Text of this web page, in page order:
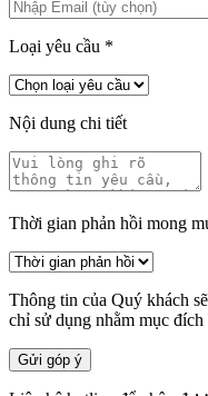
Loại yêu cầu *
Nội dung chi tiết
Thời gian phản hồi mong
Thông tin của Quý khách
chỉ sử dụng nhằm mục đích
Gửi góp ý